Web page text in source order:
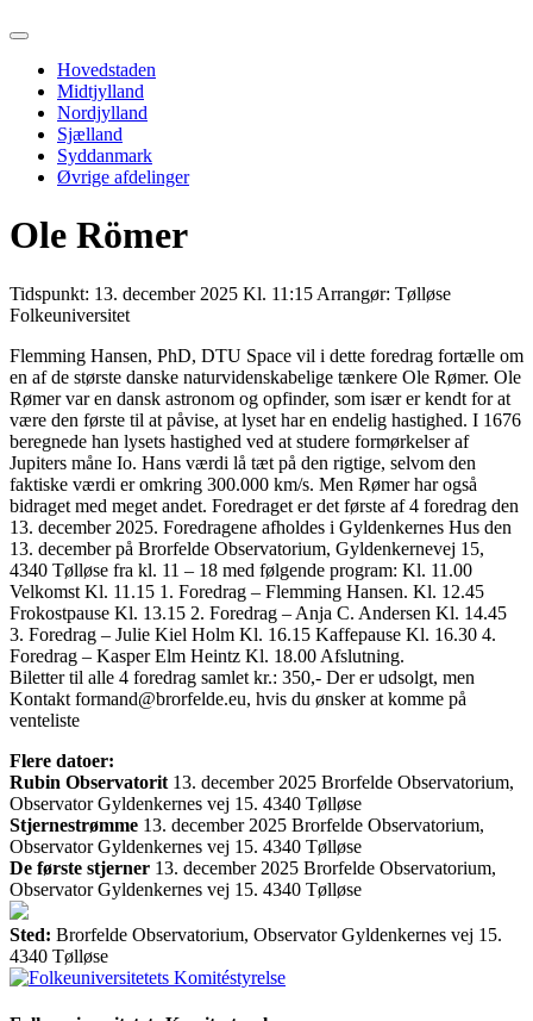
Primary
Hovedstaden
Midtjylland
Nordjylland
Sjælland
Syddanmark
Øvrige afdelinger
Ole Römer
Tidspunkt: 13. december 2025 Kl. 11:15 Arrangør: Tølløse
Folkeuniversitet
Flemming Hansen, PhD, DTU Space vil i dette foredrag fortælle om
en af de største danske naturvidenskabelige tænkere Ole Rømer. Ole
Rømer var en dansk astronom og opfinder, som især er kendt for at
være den første til at påvise, at lyset har en endelig hastighed. I 1676
beregnede han lysets hastighed ved at studere formørkelser af
Jupiters måne Io. Hans værdi lå tæt på den rigtige, selvom den
faktiske værdi er omkring 300.000 km/s. Men Rømer har også
bidraget med meget andet. Foredraget er det første af 4 foredrag den
13. december 2025. Foredragene afholdes i Gyldenkernes Hus den
13. december på Brorfelde Observatorium, Gyldenkernevej 15,
4340 Tølløse fra kl. 11 – 18 med følgende program: Kl. 11.00
Velkomst Kl. 11.15 1. Foredrag – Flemming Hansen. Kl. 12.45
Frokostpause Kl. 13.15 2. Foredrag – Anja C. Andersen Kl. 14.45
3. Foredrag – Julie Kiel Holm Kl. 16.15 Kaffepause Kl. 16.30 4.
Foredrag – Kasper Elm Heintz Kl. 18.00 Afslutning.
Biletter til alle 4 foredrag samlet kr.: 350,- Der er udsolgt, men
Kontakt formand@brorfelde.eu, hvis du ønsker at komme på
venteliste
Flere datoer:
Rubin Observatorit 13. december 2025 Brorfelde Observatorium,
Observator Gyldenkernes vej 15. 4340 Tølløse
Stjernestrømme 13. december 2025 Brorfelde Observatorium,
Observator Gyldenkernes vej 15. 4340 Tølløse
De første stjerner 13. december 2025 Brorfelde Observatorium,
Observator Gyldenkernes vej 15. 4340 Tølløse
Sted: Brorfelde Observatorium, Observator Gyldenkernes vej 15.
4340 Tølløse